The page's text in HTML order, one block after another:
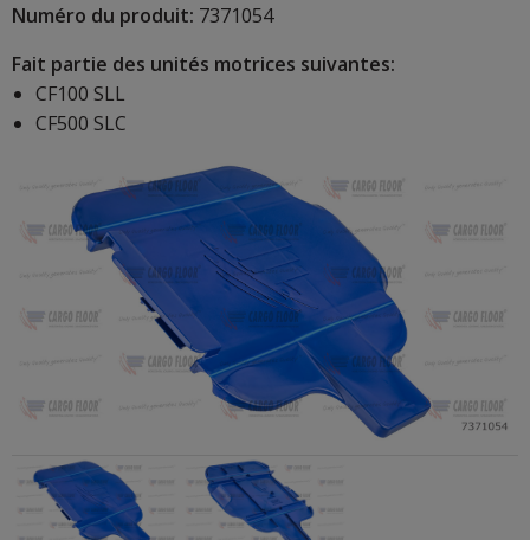
Numéro du produit: 7371054
Fait partie des unités motrices suivantes:
CF100 SLL
CF500 SLC